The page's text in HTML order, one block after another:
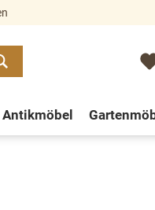
Antikmöbel